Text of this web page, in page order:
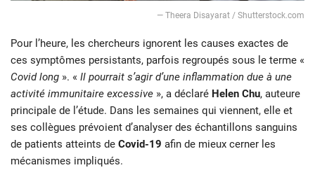
— Theera Disayarat / Shutterstock.com
Pour l’heure, les chercheurs ignorent les causes exactes de
ces symptômes persistants, parfois regroupés sous le terme «
Covid long ». « Il pourrait s’agir d’une inflammation due à une
activité immunitaire excessive », a déclaré Helen Chu, auteure
principale de l’étude. Dans les semaines qui viennent, elle et
ses collègues prévoient d’analyser des échantillons sanguins
de patients atteints de Covid-19 afin de mieux cerner les
mécanismes impliqués.